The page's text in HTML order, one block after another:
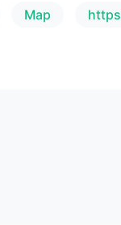
Map https